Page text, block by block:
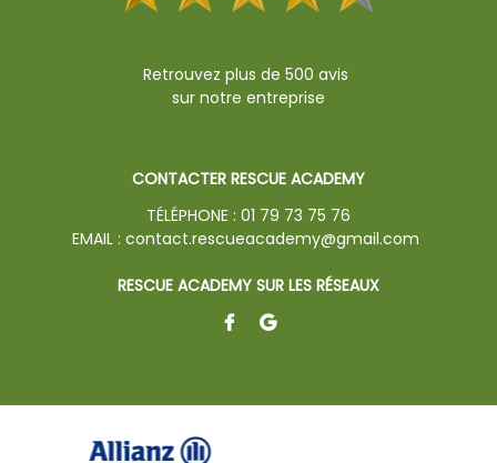
Retrouvez plus de 500 avis
sur notre entreprise
CONTACTER RESCUE ACADEMY
TÉLÉPHONE : 01 79 73 75 76
EMAIL :contact.rescueacademy@gmail.com
RESCUE ACADEMY SUR LES RÉSEAUX